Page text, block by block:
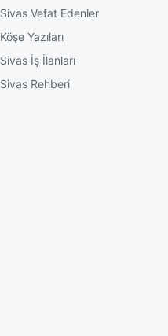
Sivas Vefat Edenler
Köşe Yazıları
Sivas İş İlanları
Sivas Rehberi